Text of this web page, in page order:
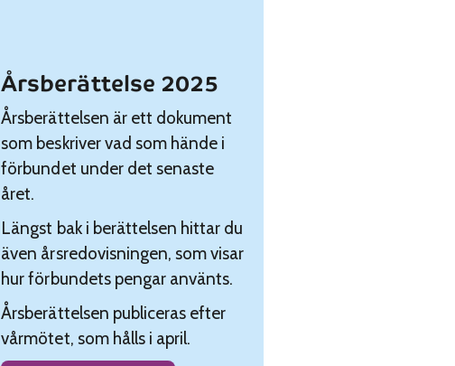
Årsberättelse 2025
Årsberättelsen är ett dokument
som beskriver vad som hände i
förbundet under det senaste
året.
Längst bak i berättelsen hittar du
även årsredovisningen, som visar
hur förbundets pengar använts.
Årsberättelsen publiceras efter
vårmötet, som hålls i april.